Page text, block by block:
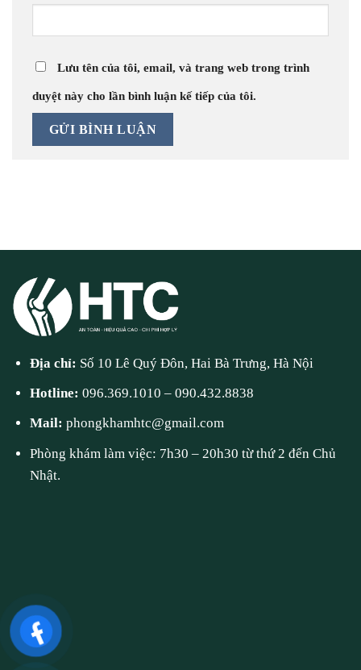
Lưu tên của tôi, email, và trang web trong trình
duyệt này cho lần bình luận kế tiếp của tôi.
Địa chỉ: Số 10 Lê Quý Đôn, Hai Bà Trưng, Hà Nội
Hotline:096.369.1010 –090.432.8838
Mail:phongkhamhtc@gmail.com
Phòng khám làm việc: 7h30 – 20h30 từ thứ 2 đến Chủ
Nhật.